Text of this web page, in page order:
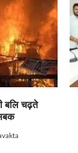
बलि चढ़ते